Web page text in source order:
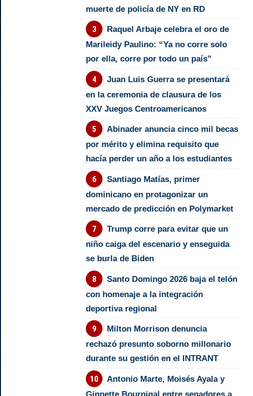
muerte de policía de NY en RD
Raquel Arbaje celebra el oro de
Marileidy Paulino: “Ya no corre solo
por ella, corre por todo un país”
Juan Luis Guerra se presentará
en la ceremonia de clausura de los
XXV Juegos Centroamericanos
Abinader anuncia cinco mil becas
por mérito y elimina requisito que
hacía perder un año a los estudiantes
Santiago Matías, primer
dominicano en protagonizar un
mercado de predicción en Polymarket
Trump corre para evitar que un
niño caiga del escenario y enseguida
se burla de Biden
Santo Domingo 2026 baja el telón
con homenaje a la integración
deportiva regional
Milton Morrison denuncia
rechazó presunto soborno millonario
durante su gestión en el INTRANT
Antonio Marte, Moisés Ayala y